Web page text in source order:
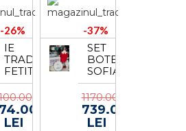
-
TUL
2
-26%
IE
TRADITIONALA
FETITE
GIA
74.00
LEI
-37%
SET
BOTEZ
SOFIA
2
1170.00
739.00
LEI